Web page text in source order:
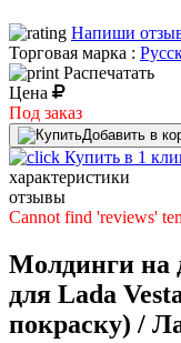
Напиши
Торговая марка :
Распечатать
Цена
Под заказ
Купить в 1
характеристики
отзывы
Cannot find 'reviews'
Молдинги на
для Lada
покраску) /